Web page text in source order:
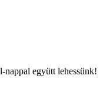
együtt lehessünk!